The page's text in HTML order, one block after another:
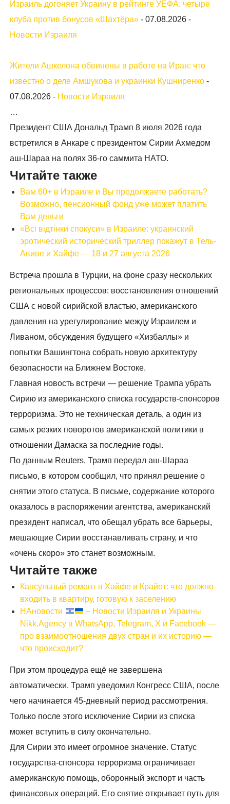
Израиль догоняет Украину в рейтинге УЕФА: четыре
клуба против бонусов «Шахтёра» -07.08.2026 -
Новости Израиля
Жители Ашкелона обвинены в работе на Иран: что
известно о деле Амшукова и украинки Кушниренко -
07.08.2026 - Новости Израиля
…
Президент США Дональд Трамп 8 июля 2026 года
встретился в Анкаре с президентом Сирии Ахмедом
аш-Шараа на полях 36-го саммита НАТО.
Читайте также
Вам 60+ в Израиле и Вы продолжаете работать?
Возможно, пенсионный фонд уже может платить
Вам деньги
«Всі відтінки спокуси» в Израиле: украинский
эротический исторический триллер покажут в Тель-
Авиве и Хайфе — 18 и 27 августа 2026
Встреча прошла в Турции, на фоне сразу нескольких
региональных процессов: восстановления отношений
США с новой сирийской властью, американского
давления на урегулирование между Израилем и
Ливаном, обсуждения будущего «Хизбаллы» и
попытки Вашингтона собрать новую архитектуру
безопасности на Ближнем Востоке.
Главная новость встречи — решение Трампа убрать
Сирию из американского списка государств-спонсоров
терроризма. Это не техническая деталь, а один из
самых резких поворотов американской политики в
отношении Дамаска за последние годы.
По данным Reuters, Трамп передал аш-Шараа
письмо, в котором сообщил, что принял решение о
снятии этого статуса. В письме, содержание которого
оказалось в распоряжении агентства, американский
президент написал, что обещал убрать все барьеры,
мешающие Сирии восстанавливать страну, и что
«очень скоро» это станет возможным.
Читайте также
Капсульный ремонт в Хайфе и Крайот: что должно
входить в квартиру, готовую к заселению
НАновости
– Новости Израиля и Украины
Nikk.Agency в WhatsApp, Telegram, X и Facebook —
про взаимоотношения двух стран и их историю —
что происходит?
При этом процедура ещё не завершена
автоматически. Трамп уведомил Конгресс США, после
чего начинается 45-дневный период рассмотрения.
Только после этого исключение Сирии из списка
может вступить в силу окончательно.
Для Сирии это имеет огромное значение. Статус
государства-спонсора терроризма ограничивает
американскую помощь, оборонный экспорт и часть
финансовых операций. Его снятие открывает путь для